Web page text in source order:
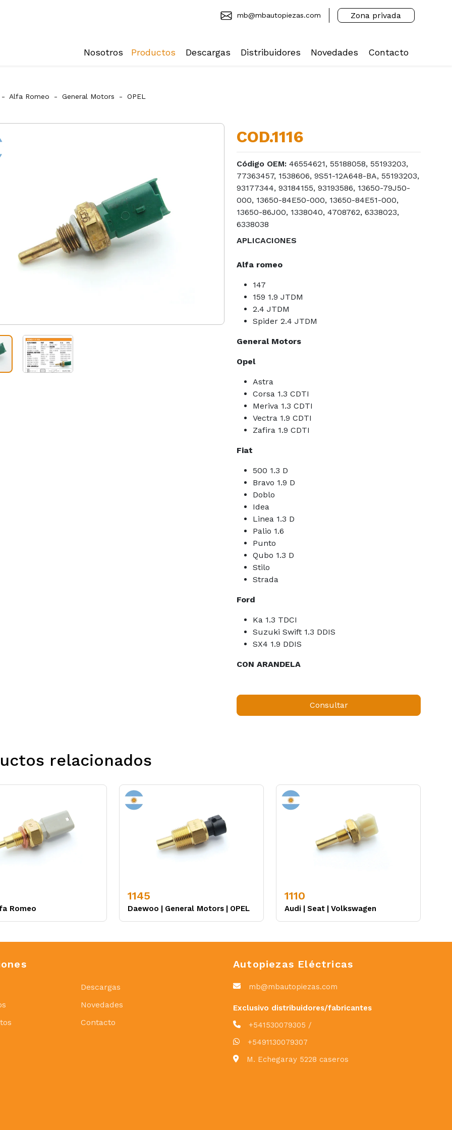
mb@mbautopiezas.com Zona privada
Nosotros Productos Descargas Distribuidores Novedades Contacto
- Alfa Romeo - General Motors - OPEL
COD.1116
Código OEM:46554621, 55188058, 55193203,
77363457, 1538606, 9S51-12A648-BA, 55193203,
93177344, 93184155, 93193586, 13650-79J50-
000, 13650-84E50-000, 13650-84E51-000,
13650-86J00, 1338040, 4708762, 6338023,
6338038
APLICACIONES
Alfa romeo
147
159 1.9 JTDM
2.4 JTDM
Spider 2.4 JTDM
General Motors
Opel
Astra
Corsa 1.3 CDTI
Meriva 1.3 CDTI
Vectra 1.9 CDTI
Zafira 1.9 CDTI
Fiat
500 1.3 D
Bravo 1.9 D
Doblo
Idea
Linea 1.3 D
Palio 1.6
Punto
Qubo 1.3 D
Stilo
Strada
Ford
Ka 1.3 TDCI
Suzuki Swift 1.3 DDIS
SX4 1.9 DDIS
CON ARANDELA
Consultar
relacionados
Romeo
1145
Daewoo General Motors OPEL
1110
Audi Seat Volkswagen
Descargas
Novedades
Contacto
Autopiezas Eléctricas
mb@mbautopiezas.com
Exclusivo distribuidores/fabricantes
+541530079305 /
+5491130079307
M. Echegaray 5228 caseros